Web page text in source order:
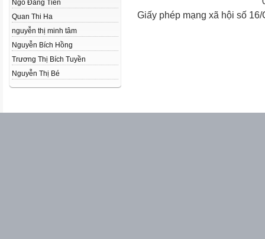
Ngô Đăng Tiên
Quan Thi Ha
nguyễn thị minh tâm
Nguyễn Bích Hồng
Trương Thị Bích Tuyền
Nguyễn Thị Bé
Giấy phép mạng xã hội số